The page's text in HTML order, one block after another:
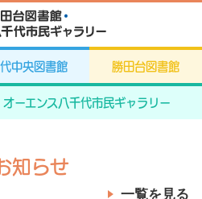
中央図書館 勝田台図書館
オーエンス八千代市民ギャラリー
知らせ
一覧を見る